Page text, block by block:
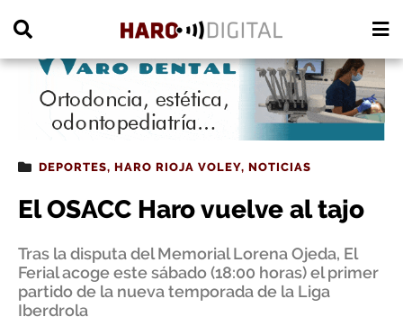
DEPORTES, HARO RIOJA VOLEY, NOTICIAS
El OSACC Haro vuelve al tajo
Tras la disputa del Memorial Lorena Ojeda, El
Ferial acoge este sábado (18:00 horas) el primer
partido de la nueva temporada de la Liga
Iberdrola